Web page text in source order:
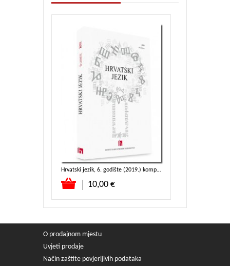
Hrvatski jezik, 6. godište (2019.) komplet
10,00 €
O prodajnom mjestu
Uvjeti prodaje
Način zaštite povjerljivih podataka